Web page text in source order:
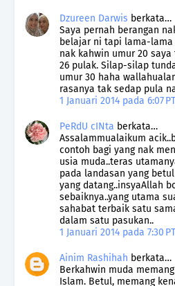
Dzureen Darwis berkata…
Saya pernah berangan
belajar ni tapi lama-
nak kahwin umur 20
26 pulak. Silap-silap
umur 30 haha
rasanya tak sedap pula
1 Januari 2014 pada 6:07
PeRdU cINta berkata…
Assalammualaikum
contoh bagi yang nak
usia muda..teras
pada landasan yang
yang datang..insyaAllah
sebaiknya..yang utama
sahabat terbaik satu
dalam satu pasukan..
1 Januari 2014 pada 7:30
Ainim Rashihah berkata…
Berkahwin muda
Islam. Betul, memang